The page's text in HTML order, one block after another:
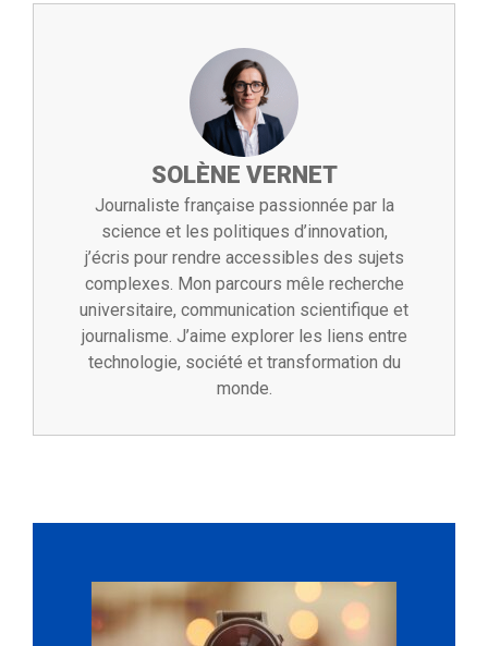
SOLÈNE VERNET
Journaliste française passionnée par la
science et les politiques d’innovation,
j’écris pour rendre accessibles des sujets
complexes. Mon parcours mêle recherche
universitaire, communication scientifique et
journalisme. J’aime explorer les liens entre
technologie, société et transformation du
monde.